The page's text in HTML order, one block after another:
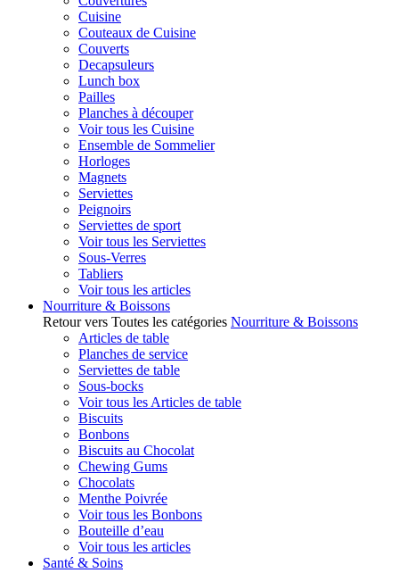
Cuisine
Couteaux de Cuisine
Couverts
Decapsuleurs
Lunch box
Pailles
Planches à découper
Voir tous les Cuisine
Ensemble de Sommelier
Horloges
Magnets
Serviettes
Peignoirs
Serviettes de sport
Voir tous les Serviettes
Sous-Verres
Tabliers
Voir tous les articles
Nourriture & Boissons
Retour vers Toutes les catégories Nourriture & Boissons
Articles de table
Planches de service
Serviettes de table
Sous-bocks
Voir tous les Articles de table
Biscuits
Bonbons
Biscuits au Chocolat
Chewing Gums
Chocolats
Menthe Poivrée
Voir tous les Bonbons
Bouteille d’eau
Voir tous les articles
Santé & Soins